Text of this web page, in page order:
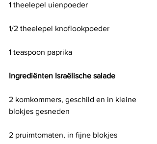
1 theelepel uienpoeder
1/2 theelepel knoflookpoeder
1 teaspoon paprika
Ingrediënten Israëlische salade
2 komkommers, geschild en in kleine
blokjes gesneden
2 pruimtomaten, in fijne blokjes